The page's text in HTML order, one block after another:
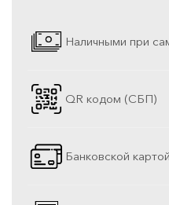
Наличными при
QR кодом (СБП)
Банковской картой